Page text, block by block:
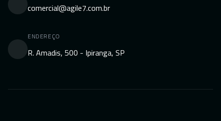
comercial@agile7.com.br
ENDEREÇO
R. Amadis, 500 - Ipiranga, SP